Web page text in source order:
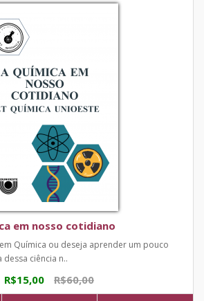
Química em nosso cotidiano
Química ou deseja aprender um pouco
ciência n..
R$15,00 R$60,00